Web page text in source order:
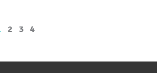
2 3 4